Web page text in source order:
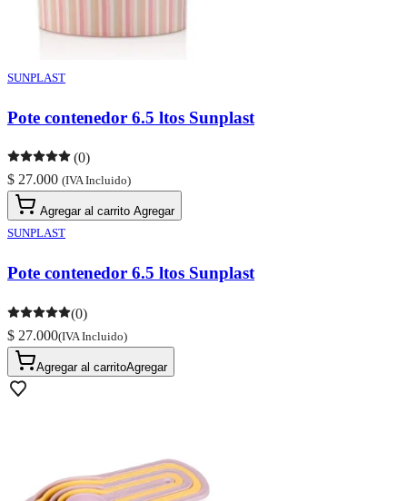
SUNPLAST
Pote contenedor 6.5 ltos Sunplast
(0)
$ 27.000 (IVA Incluido)
Agregar al carrito Agregar
SUNPLAST
Pote contenedor 6.5 ltos Sunplast
(0)
$ 27.000(IVA Incluido)
Agregar al carritoAgregar